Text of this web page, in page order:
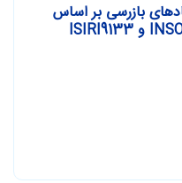
بازرسی بر اساس